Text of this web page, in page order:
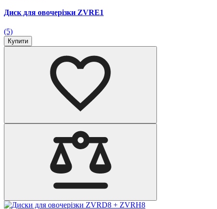
Диск для овочерізки ZVRE1
(5)
Купити